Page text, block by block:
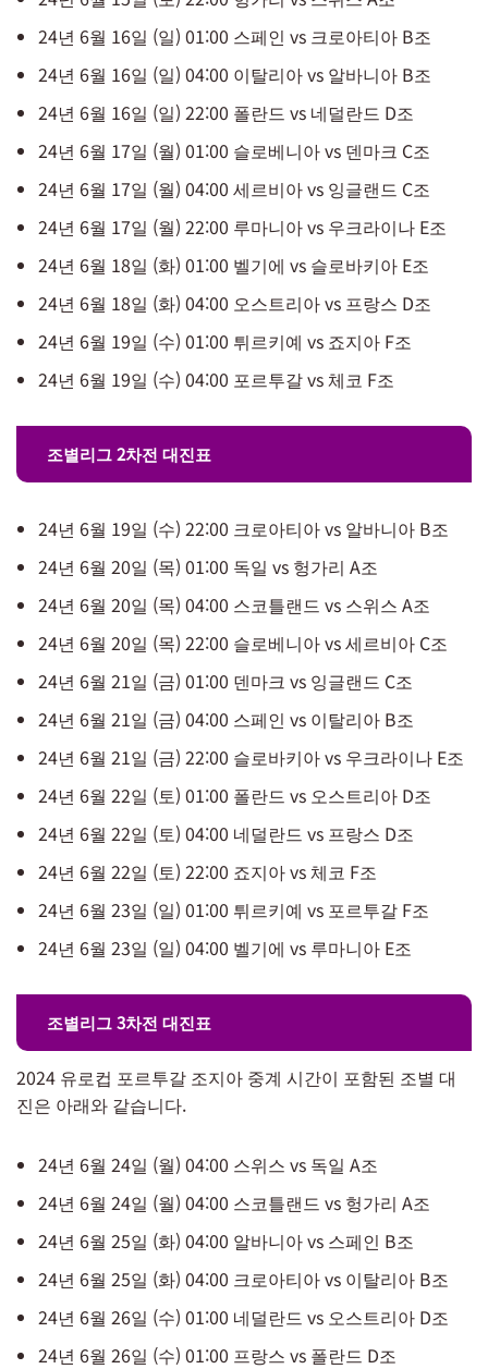
​24년 6월 16일 (일) ​01:00 스페인 vs 크로아티아 B조
​24년 6월 16일 (일) ​04:00 이탈리아 vs 알바니아 B조
​24년 6월 16일 (일) ​22:00 폴란드 vs 네덜란드 D조
​24년 6월 17일 (월) ​01:00 슬로베니아 vs 덴마크 C조
​24년 6월 17일 (월) ​04:00 세르비아 vs 잉글랜드 C조
​24년 6월 17일 (월) 22:00 루마니아 vs 우크라이나 E조
​24년 6월 18일 (화) 01:00 벨기에 vs 슬로바키아 E조
​24년 6월 18일 (화) 04:00 오스트리아 vs 프랑스 D조
​24년 6월 19일 (수) 01:00 튀르키예 vs 죠지아 F조
​24년 6월 19일 (수) ​04:00 포르투갈 vs 체코 F조
조별리그 2차전 대진표
24년 6월 19일 (수) 22:00 크로아티아 vs 알바니아 B조
​24년 6월 20일 (목) 01:00 독일 vs 헝가리 A조
​24년 6월 20일 (목) 04:00 스코틀랜드 vs 스위스 A조
​24년 6월 20일 (목) ​22:00 슬로베니아 vs 세르비아 C조
​24년 6월 21일 (금) 01:00 덴마크 vs 잉글랜드 C조
​24년 6월 21일 (금) ​04:00 스페인 vs 이탈리아 B조
​24년 6월 21일 (금) ​22:00 슬로바키아 vs 우크라이나 E조
​24년 6월 22일 (토) ​01:00 폴란드 vs 오스트리아 D조
​24년 6월 22일 (토) ​04:00 네덜란드 vs 프랑스 D조
​24년 6월 22일 (토) ​22:00 죠지아 vs 체코 F조
​24년 6월 23일 (일) ​01:00 튀르키예 vs 포르투갈 F조
​24년 6월 23일 (일) ​04:00 벨기에 vs 루마니아 E조
조별리그 3차전 대진표
2024 유로컵 포르투갈 조지아 중계 시간이 포함된 조별 대
진은 아래와 같습니다.
24년 6월 24일 (월) 04:00 스위스 vs 독일 A조
​24년 6월 24일 (월) 04:00 스코틀랜드 vs 헝가리 A조
24년 6월 25일 (화) 04:00 알바니아 vs 스페인 B조
​24년 6월 25일 (화) 04:00 크로아티아 vs 이탈리아 B조
​24년 6월 26일 (수) 01:00 네덜란드 vs 오스트리아 D조
​24년 6월 26일 (수) 01:00 프랑스 vs 폴란드 D조